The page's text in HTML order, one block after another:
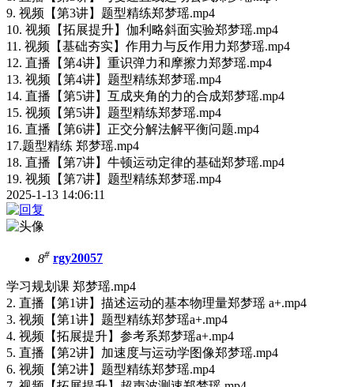
9. 视频【第3讲】题型精练郑梦瑶.mp4
10. 视频【拓展提升】伽利略斜面实验郑梦瑶.mp4
11. 视频【基础夯实】作用力与反作用力郑梦瑶.mp4
12. 直播【第4讲】重识弹力和摩擦力郑梦瑶.mp4
13. 视频【第4讲】题型精练郑梦瑶.mp4
14. 直播【第5讲】互成夹角的力的合成郑梦瑶.mp4
15. 视频【第5讲】题型精练郑梦瑶.mp4
16. 直播【第6讲】正交分解法解平衡问题.mp4
17.题型精练 郑梦瑶.mp4
18. 直播【第7讲】牛顿运动定律的基础郑梦瑶.mp4
19. 视频【第7讲】题型精练郑梦瑶.mp4
2025-1-13 14:06:11
8# rgy20057
学习规划课 郑梦瑶.mp4
2. 直播【第1讲】描述运动的基本物理量郑梦瑶 a+.mp4
3. 视频【第1讲】题型精练郑梦瑶a+.mp4
4. 视频【拓展提升】参考系郑梦瑶a+.mp4
5. 直播【第2讲】加速度与运动学图像郑梦瑶.mp4
6. 视频【第2讲】题型精练郑梦瑶.mp4